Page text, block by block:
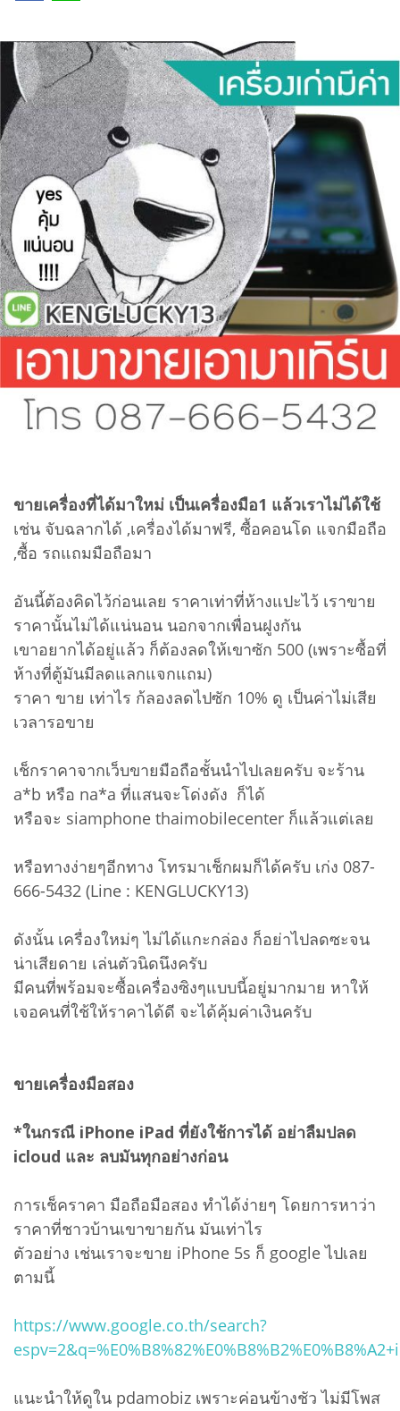
ขายเครื่องที่ได้มาใหม่ เป็นเครื่องมือ1 แล้วเราไม่ได้ใช้
เช่น จับฉลากได้ ,เครื่องได้มาฟรี, ซื้อคอนโด แจกมือถือ
,ซื้อ รถแถมมือถือมา
อันนี้ต้องคิดไว้ก่อนเลย ราคาเท่าที่ห้างแปะไว้ เราขาย
ราคานั้นไม่ได้แน่นอน นอกจากเพื่อนฝูงกัน
เขาอยากได้อยู่แล้ว ก็ต้องลดให้เขาซัก 500 (เพราะซื้อที่
ห้างที่ตู้มันมีลดแลกแจกแถม)
ราคา ขาย เท่าไร ก้ลองลดไปซัก 10% ดู เป็นค่าไม่เสีย
เวลารอขาย
เช็กราคาจากเว็บขายมือถือชั้นนำไปเลยครับ จะร้าน
a*b หรือ na*a ที่แสนจะโด่งดัง ก็ได้
หรือจะ siamphone thaimobilecenter ก็แล้วแต่เลย
หรือทางง่ายๆอีกทาง โทรมาเช็กผมก็ได้ครับ เก่ง 087-
666-5432 (Line : KENGLUCKY13)
ดังนั้น เครื่องใหม่ๆ ไม่ได้แกะกล่อง ก็อย่าไปลดซะจน
น่าเสียดาย เล่นตัวนิดนึงครับ
มีคนที่พร้อมจะซื้อเครื่องซิงๆแบบนี้อยู่มากมาย หาให้
เจอคนที่ใช้ให้ราคาได้ดี จะได้คุ้มค่าเงินครับ
ขายเครื่องมือสอง
*ในกรณี iPhone iPad ที่ยังใช้การได้ อย่าลืมปลด
icloud และ ลบมันทุกอย่างก่อน
การเช็คราคา มือถือมือสอง ทำได้ง่ายๆ โดยการหาว่า
ราคาที่ชาวบ้านเขาขายกัน มันเท่าไร
ตัวอย่าง เช่นเราจะขาย iPhone 5s ก็ google ไปเลย
ตามนี้
https://www.google.co.th/search?
แนะนำให้ดูใน pdamobiz เพราะค่อนข้างชัว ไม่มีโพส